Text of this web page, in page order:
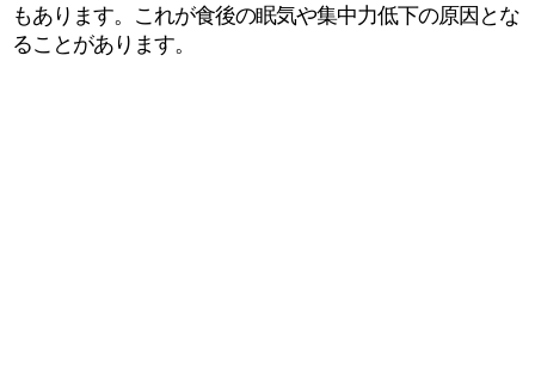
もあります。これが食後の眠気や集中力低下の原因とな
ることがあります。